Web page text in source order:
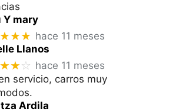
Y mary
hace 11 meses
Llanos
☆ hace 11 meses
servicio, carros muy
Ardila